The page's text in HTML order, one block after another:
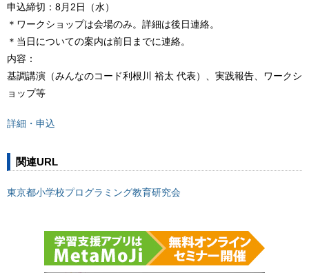
申込締切：8月2日（水）
＊ワークショップは会場のみ。詳細は後日連絡。
＊当日についての案内は前日までに連絡。
内容：
基調講演（みんなのコード利根川 裕太 代表）、実践報告、ワークシ
ョップ等
詳細・申込
関連URL
東京都小学校プログラミング教育研究会